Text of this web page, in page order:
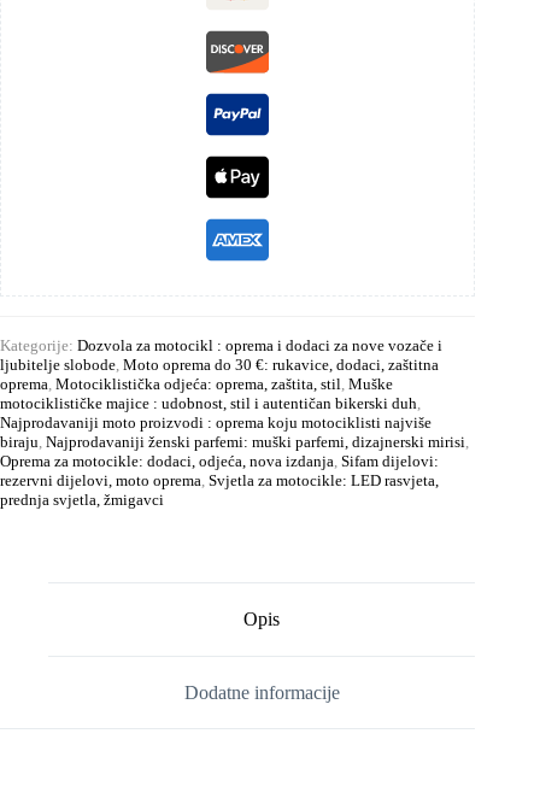
Kategorije: Dozvola za motocikl : oprema i dodaci za nove vozače i
ljubitelje slobode, Moto oprema do 30 €: rukavice, dodaci, zaštitna
oprema, Motociklistička odjeća: oprema, zaštita, stil, Muške
motociklističke majice : udobnost, stil i autentičan bikerski duh,
Najprodavaniji moto proizvodi : oprema koju motociklisti najviše
biraju, Najprodavaniji ženski parfemi: muški parfemi, dizajnerski mirisi,
Oprema za motocikle: dodaci, odjeća, nova izdanja, Sifam dijelovi:
rezervni dijelovi, moto oprema, Svjetla za motocikle: LED rasvjeta,
prednja svjetla, žmigavci
Opis
Dodatne informacije